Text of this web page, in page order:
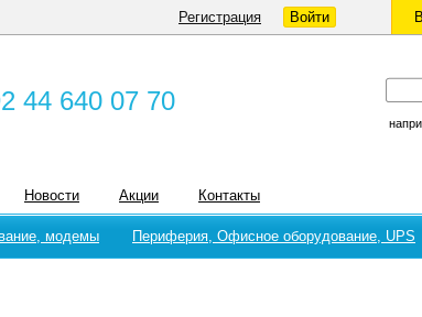
Регистрация Войти
44 640 07 70
Новости Акции Контакты
модемы Периферия, Офисное оборудование, UPS